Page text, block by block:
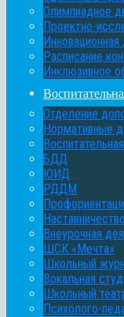
Олимпиадное
Проектно-
Инновационная
Расписание
Инклюзивное
Отделение
Нормативные
БДД
ЮИД
РДДМ
Наставничество
Внеурочная
ШСК «Мечта»
Школьный
Вокальная
Школьный
Психолого-